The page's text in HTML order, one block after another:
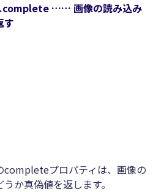
…… 画像の読み込み
す
completeプロパティは、画像の
か真偽値を返します。